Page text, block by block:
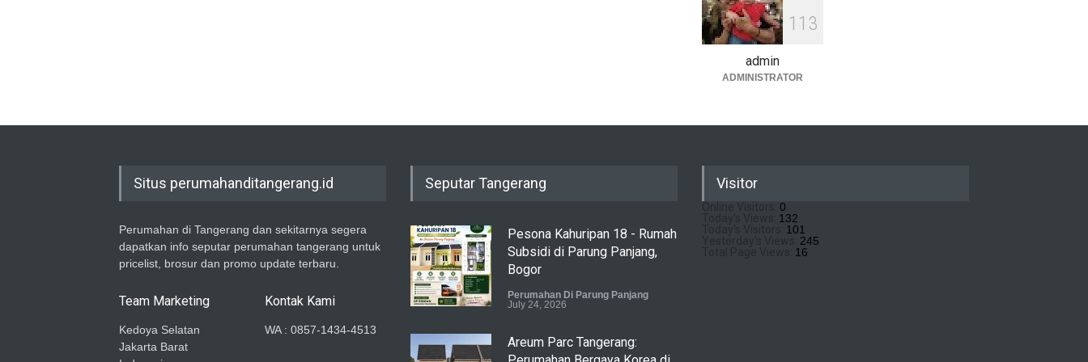
1 1 3
admin
ADMINISTRATOR
Situs perumahanditangerang.id
Perumahan di Tangerang dan sekitarnya segera
dapatkan info seputar perumahan tangerang untuk
pricelist, brosur dan promo update terbaru.
Team Marketing
Kedoya Selatan
Jakarta Barat
Kontak Kami
WA : 0857-1434-4513
Seputar Tangerang
Pesona Kahuripan 18 - Rumah
Subsidi di Parung Panjang,
Bogor
Perumahan Di Parung Panjang
July 24, 2026
Areum Parc Tangerang:
Visitor
0
132
101
245
16